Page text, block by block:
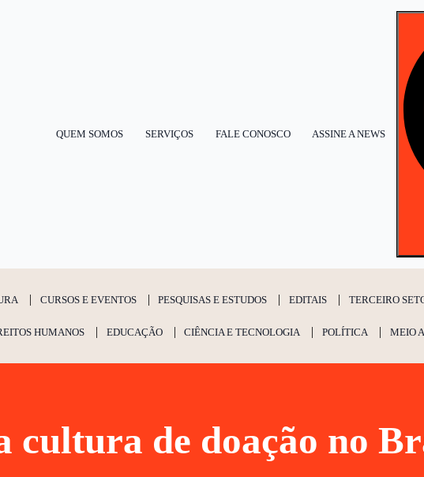
QUEM SOMOS SERVIÇOS FALE CONOSCO ASSINE A NEWS
CURSOS E EVENTOS PESQUISAS E ESTUDOS EDITAIS TERCEIRO
HUMANOS EDUCAÇÃO CIÊNCIA E TECNOLOGIA POLÍTICA MEIO
cultura de doação no